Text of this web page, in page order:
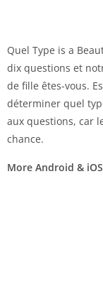
Quel Type is a
dix questions et
de fille êtes-vous.
déterminer quel
aux questions, car
chance.
More Android &